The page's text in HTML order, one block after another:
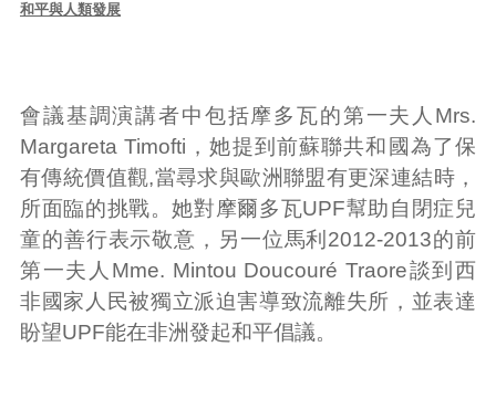
和平與人類發展
會議基調演講者中包括摩多瓦的第一夫人Mrs.
Margareta Timofti，她提到前蘇聯共和國為了保
有傳統價值觀,當尋求與歐洲聯盟有更深連結時，
所面臨的挑戰。她對摩爾多瓦UPF幫助自閉症兒
童的善行表示敬意，另一位馬利2012-2013的前
第一夫人Mme. Mintou Doucouré Traore談到西
非國家人民被獨立派迫害導致流離失所，並表達
盼望UPF能在非洲發起和平倡議。